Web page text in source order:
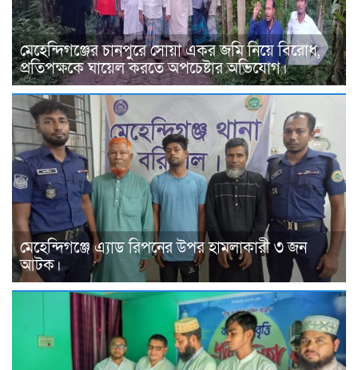
মেহেন্দিগঞ্জের চানপুরে সোয়া একর জমি নিয়ে বিরোধ,
প্রতিপক্ষকে ঘায়েল করতে অপচেষ্টার অভিযোগ।
মেহেন্দিগঞ্জে এ্যাড রিপনের উপর হামলাকারী ৩ জন
আটক।